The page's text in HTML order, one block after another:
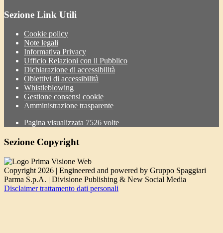
Sezione Link Utili
Cookie policy
Note legali
Informativa Privacy
Ufficio Relazioni con il Pubblico
Dichiarazione di accessibilità
Obiettivi di accessibilità
Whistleblowing
Gestione consensi cookie
Amministrazione trasparente
Pagina visualizzata 7526 volte
Sezione Copyright
Copyright 2026 | Engineered and powered by Gruppo Spaggiari
Parma S.p.A. | Divisione Publishing & New Social Media
Disclaimer trattamento dati personali